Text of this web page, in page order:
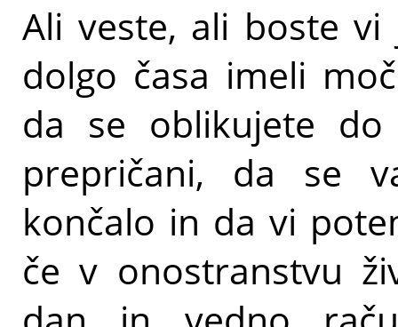
Ali veste, ali boste
dolgo časa imeli
da se oblikujete do
prepričani, da se
končalo in da vi
če v onostranstvu